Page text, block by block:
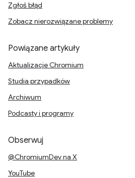
Zgłoś błąd
Zobacz nierozwiązane problemy
Powiązane artykuły
Aktualizacje Chromium
Studia przypadków
Archiwum
Podcasty i programy
Obserwuj
@ChromiumDev na X
YouTube